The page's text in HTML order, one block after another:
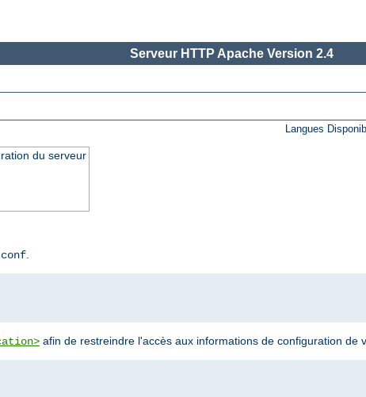
Serveur HTTP Apache Version 2.4
Langues
du serveur
.
afin de restreindre l'accès aux informations de configuration de